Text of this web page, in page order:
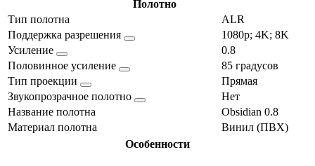
Полотно
Тип полотна
ALR
Поддержка разрешения
1080p; 4K; 8K
Усиление
0.8
Половинное усиление
85 градусов
Тип проекции
Прямая
Звукопрозрачное полотно
Нет
Название полотна
Obsidian 0.8
Материал полотна
Винил (ПВХ)
Особенности